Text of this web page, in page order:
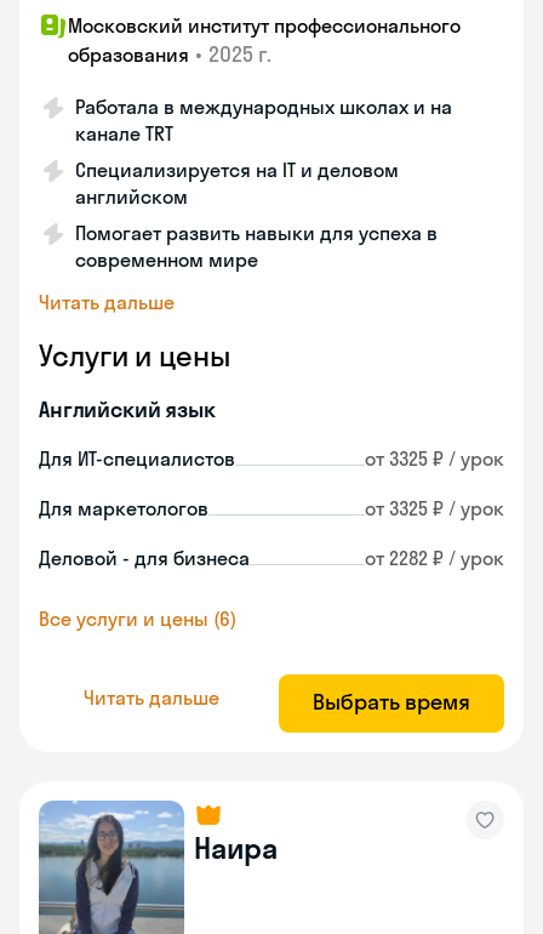
Московский институт профессионального
образования • 2025 г.
Работала в международных школах и на
канале TRT
Специализируется на IT и деловом
английском
Помогает развить навыки для успеха в
современном мире
Читать дальше
Услуги и цены
Английский язык
Для ИТ-специалистов от 3325 ₽ / урок
Для маркетологов от 3325 ₽ / урок
Деловой - для бизнеса от 2282 ₽ / урок
Все услуги и цены (6)
Читать дальше Выбрать время
Наира